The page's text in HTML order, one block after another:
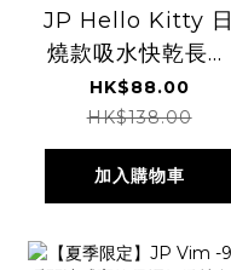
JP Hello Kitty 日
燒款吸水快乾長毛
巾 40x100 2071
TK260806
HK$88.00
HK$138.00
加入購物車